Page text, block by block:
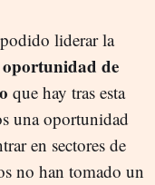
liderar la
de
que hay tras esta
una oportunidad
en sectores de
no han tomado un